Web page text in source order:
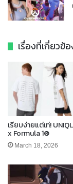
เรื่องที่เกี่ยวข้
เรียบง่ายแต่เท่!
x Formula 1®
March 18, 2026